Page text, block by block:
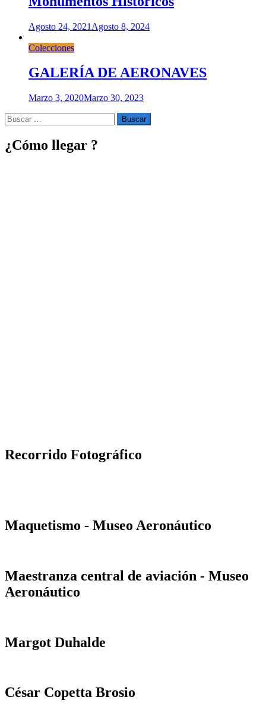
Agosto 24, 2021 Agosto 8, 2024
Colecciones
GALERÍA DE AERONAVES
Marzo 3, 2020Marzo 30, 2023
Buscar
por:
¿Cómo llegar ?
Recorrido Fotográfico
Maquetismo - Museo Aeronáutico
Maestranza central de aviación - Museo
Aeronáutico
Margot Duhalde
César Copetta Brosio